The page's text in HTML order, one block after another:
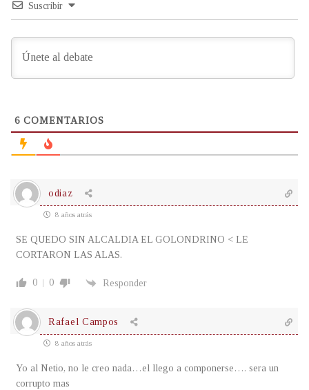
Suscribir
6 COMENTARIOS
odiaz
8 años atrás
SE QUEDO SIN ALCALDIA EL GOLONDRINO < LE
CORTARON LAS ALAS.
0 0 Responder
Rafael Campos
8 años atrás
Yo al Netio, no le creo nada…el llego a componerse…. sera un
corrupto mas